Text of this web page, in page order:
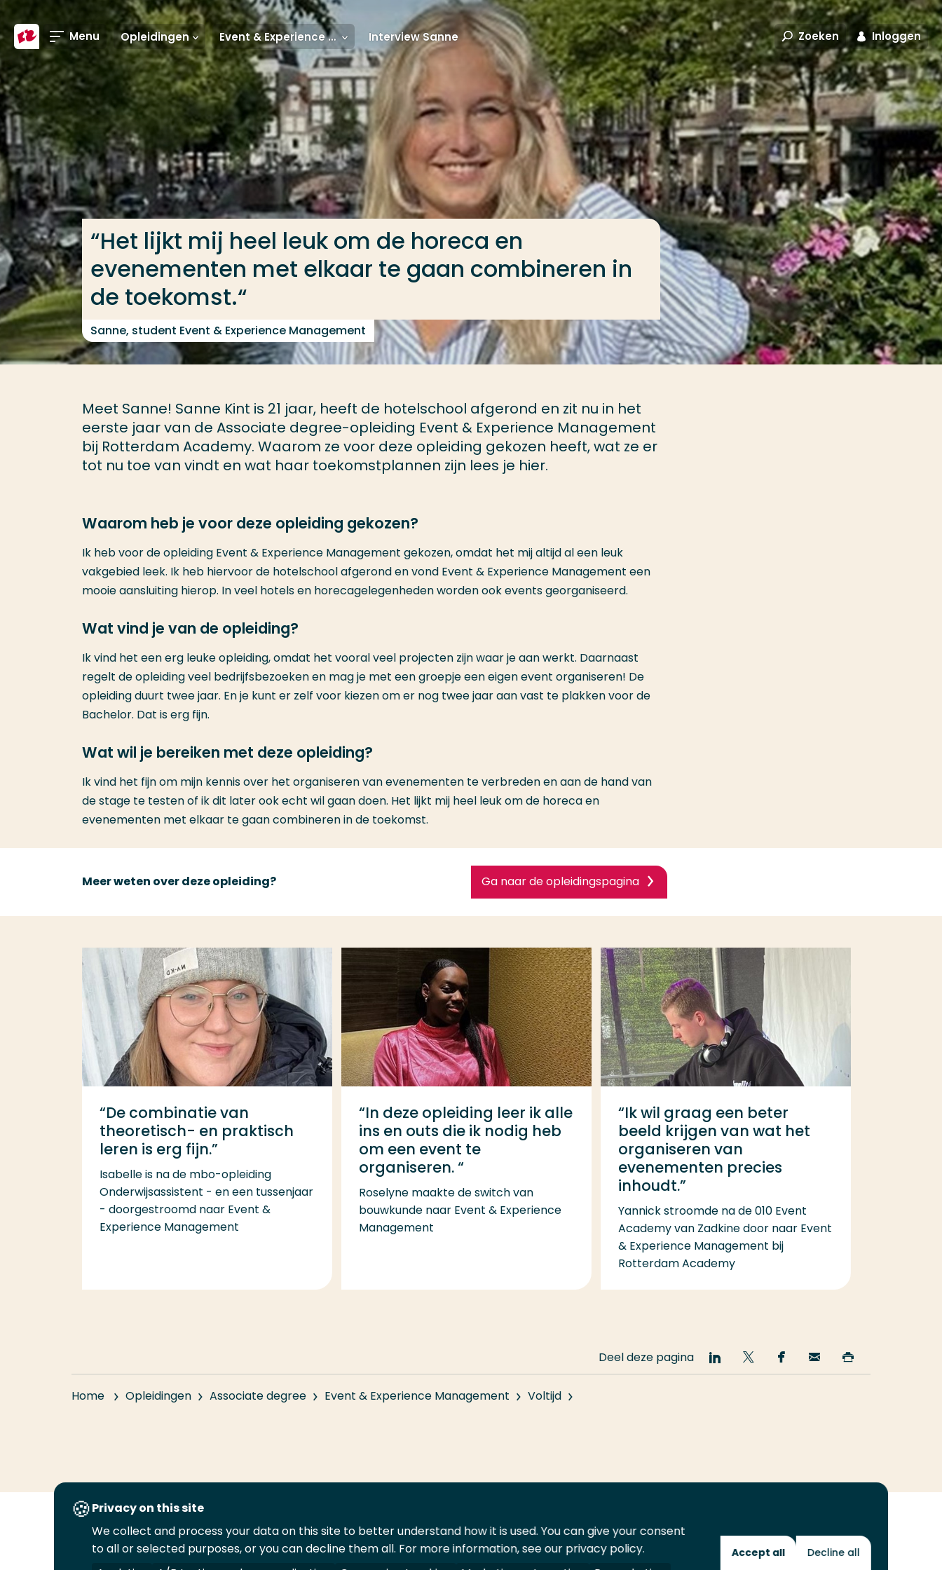
Ga direct naar de content
Menu Opleidingen Event & Experience Management voltijd Interview Sanne Zoeken Inloggen
“Het lijkt mij heel leuk om de horeca en
evenementen met elkaar te gaan combineren in
de toekomst.“
Sanne, student Event & Experience Management
Meet Sanne! Sanne Kint is 21 jaar, heeft de hotelschool afgerond en zit nu in het
eerste jaar van de Associate degree-opleiding Event & Experience Management
bij Rotterdam Academy. Waarom ze voor deze opleiding gekozen heeft, wat ze er
tot nu toe van vindt en wat haar toekomstplannen zijn lees je hier.
Waarom heb je voor deze opleiding gekozen?
Ik heb voor de opleiding Event & Experience Management gekozen, omdat het mij altijd al een leuk
vakgebied leek. Ik heb hiervoor de hotelschool afgerond en vond Event & Experience Management een
mooie aansluiting hierop. In veel hotels en horecagelegenheden worden ook events georganiseerd.
Wat vind je van de opleiding?
Ik vind het een erg leuke opleiding, omdat het vooral veel projecten zijn waar je aan werkt. Daarnaast
regelt de opleiding veel bedrijfsbezoeken en mag je met een groepje een eigen event organiseren! De
opleiding duurt twee jaar. En je kunt er zelf voor kiezen om er nog twee jaar aan vast te plakken voor de
Bachelor. Dat is erg fijn.
Wat wil je bereiken met deze opleiding?
Ik vind het fijn om mijn kennis over het organiseren van evenementen te verbreden en aan de hand van
de stage te testen of ik dit later ook echt wil gaan doen. Het lijkt mij heel leuk om de horeca en
evenementen met elkaar te gaan combineren in de toekomst.
Meer weten over deze opleiding? Ga naar de opleidingspagina
“De combinatie van
theoretisch- en praktisch
leren is erg fijn.”
Isabelle is na de mbo-opleiding
Onderwijsassistent - en een tussenjaar
- doorgestroomd naar Event &
Experience Management
“In deze opleiding leer ik alle
ins en outs die ik nodig heb
om een event te
organiseren. “
Roselyne maakte de switch van
bouwkunde naar Event & Experience
Management
“Ik wil graag een beter
beeld krijgen van wat het
organiseren van
evenementen precies
inhoudt.”
Yannick stroomde na de 010 Event
Academy van Zadkine door naar Event
& Experience Management bij
Rotterdam Academy
Home Opleidingen Associate degree Event & Experience Management Voltijd
Deel deze pagina
Deel
op
Deel
op
Deel
op
Email
deze deze
Volg
ons
Volg
ons
Volg
ons
Volg
ons
Veel gezocht
Opleiding
Contact
Privacy on this site
We collect and process your data on this site to better understand how it is used. You can give your consent
to all or selected purposes, or you can decline them all. For more information, see our privacy policy.
Accept all Decline all